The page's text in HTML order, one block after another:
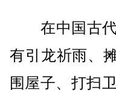
在中国古代
有引龙祈雨、
围屋子、打扫